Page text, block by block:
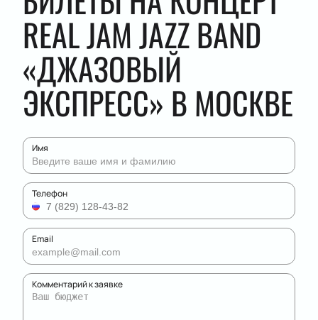
REAL JAM JAZZ BAND
«ДЖАЗОВЫЙ
ЭКСПРЕСС» В МОСКВЕ
Имя
Телефон
Email
Комментарий к заявке